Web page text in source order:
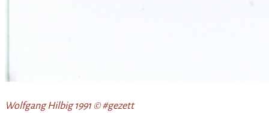
Wolfgang Hilbig 1991 © #gezett